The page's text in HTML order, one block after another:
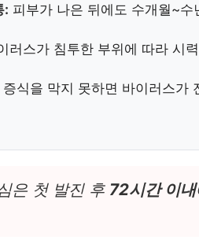
: 피부가 나은 뒤에도 수개월~
러스가 침투한 부위에 따라 시
증식을 막지 못하면 바이러스가
은 첫 발진 후 72시간 이내